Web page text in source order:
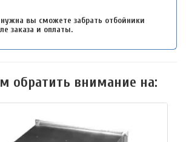
вы сможете забрать отбойники
заказа и оплаты.
обратить внимание на: